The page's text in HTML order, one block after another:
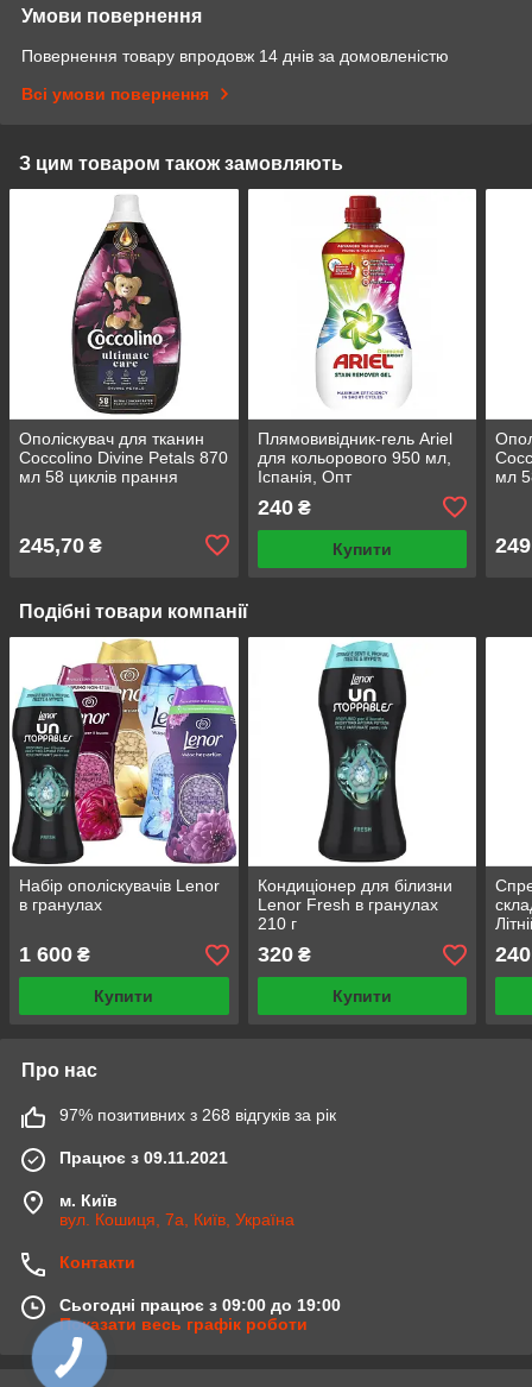
Умови повернення
Повернення товару впродовж 14 днів за домовленістю
Всі умови повернення
З цим товаром також замовляють
Ополіскувач для тканин
Coccolino Divine Petals 870
мл 58 циклів прання
245,70 ₴
Плямовивідник-гель Ariel
для кольорового 950 мл,
Іспанія, Опт
240₴
Купити
мл
Подібні товари компанії
Набір ополіскувачів Lenor
в гранулах
1 600 ₴
Купити
Кондиціонер для білизни
Lenor Fresh в гранулах
210 г
320₴
Купити
240
Про нас
97% позитивних з 268 відгуків за рік
Працює з 09.11.2021
м. Київ
вул. Кошиця, 7а, Київ, Україна
Контакти
Сьогодні працює з 09:00 до 19:00
Показати весь графік роботи